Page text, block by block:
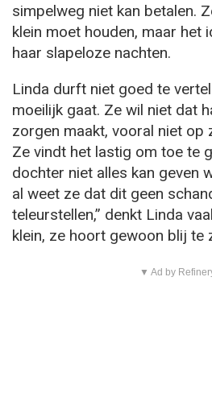
simpelweg niet kan betalen.
klein moet houden, maar het
haar slapeloze nachten.
Linda durft niet goed te
moeilijk gaat. Ze wil niet dat
zorgen maakt, vooral niet op
Ze vindt het lastig om toe te
dochter niet alles kan geven
al weet ze dat dit geen
teleurstellen,” denkt Linda
klein, ze hoort gewoon blij te
▼ Ad by